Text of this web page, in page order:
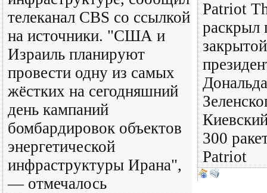
телеканал CBS со ссылкой
на источники. "США и
Израиль планируют
провести одну из самых
жёстких на сегодняшний
день кампаний
бомбардировок объектов
энергетической
инфраструктуры Ирана",
— отмечалось
Patriot
раскрыл
300
Patriot